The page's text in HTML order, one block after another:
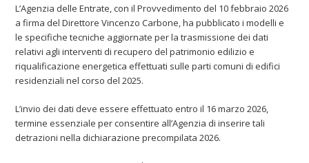
L’Agenzia delle Entrate, con il Provvedimento del 10 febbraio 2026
a firma del Direttore Vincenzo Carbone, ha pubblicato i modelli e
le specifiche tecniche aggiornate per la trasmissione dei dati
relativi agli interventi di recupero del patrimonio edilizio e
riqualificazione energetica effettuati sulle parti comuni di edifici
residenziali nel corso del 2025.
L’invio dei dati deve essere effettuato entro il 16 marzo 2026,
termine essenziale per consentire all’Agenzia di inserire tali
detrazioni nella dichiarazione precompilata 2026.